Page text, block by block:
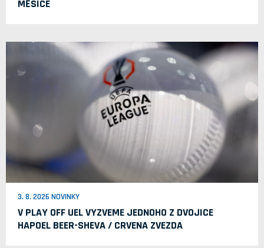
MĚSÍCE
3. 8. 2026 NOVINKY
V PLAY OFF UEL VYZVEME JEDNOHO Z DVOJICE
HAPOEL BEER-SHEVA / CRVENA ZVEZDA